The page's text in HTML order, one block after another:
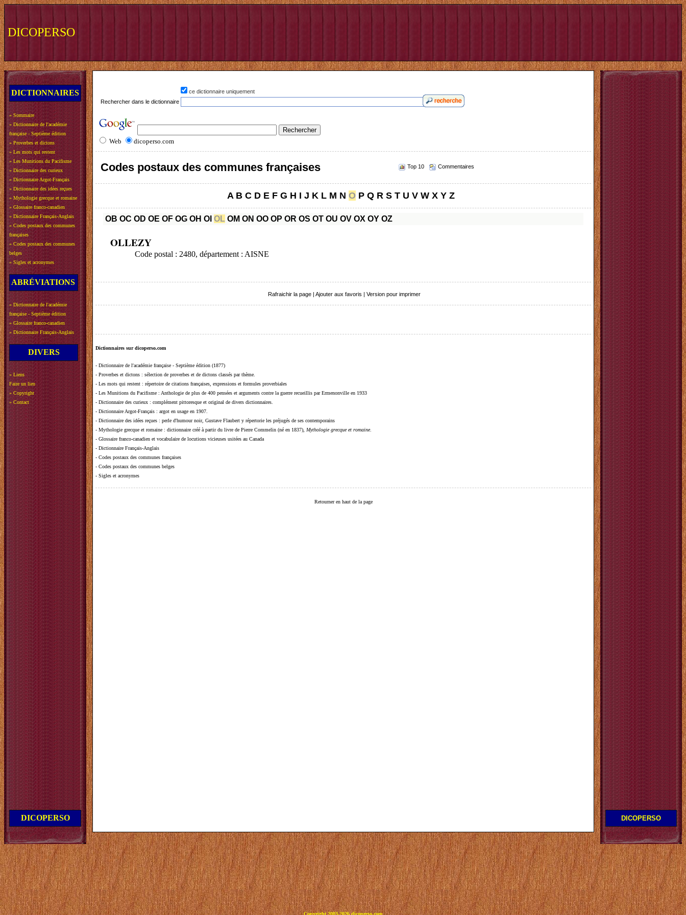
DICOPERSO
DICTIONNAIRES
» Sommaire
» Dictionnaire de l'académie
française - Septième édition
» Proverbes et dictons
» Les mots qui restent
» Les Munitions du Pacifisme
» Dictionnaire des curieux
» Dictionnaire Argot-Français
» Dictionnaire des idées reçues
» Mythologie grecque et romaine
» Glossaire franco-canadien
» Dictionnaire Français-Anglais
» Codes postaux des communes
françaises
» Codes postaux des communes
belges
» Sigles et acronymes
ABRÉVIATIONS
» Dictionnaire de l'académie
française - Septième édition
» Glossaire franco-canadien
» Dictionnaire Français-Anglais
DIVERS
» Liens
Faire un lien
» Copyright
» Contact
DICOPERSO
ce dictionnaire uniquement
Rechercher dans le dictionnaire
Web dicoperso.com
Codes postaux des communes françaises Top 10 Commentaires
A B C D E F G H I J K L M N O P Q R S T U V W X Y Z
OB OC OD OE OF OG OH OI OL OM ON OO OP OR OS OT OU OV OX OY OZ
OLLEZY
Code postal : 2480, département : AISNE
Rafraichir la page | Ajouter aux favoris | Version pour imprimer
Dictionnaires sur dicoperso.com
- Dictionnaire de l'académie française - Septième édition (1877)
- Proverbes et dictons : sélection de proverbes et de dictons classés par thème.
- Les mots qui restent : répertoire de citations françaises, expressions et formules proverbiales
- Les Munitions du Pacifisme : Anthologie de plus de 400 pensées et arguments contre la guerre recueillis par Ermenonville en 1933
- Dictionnaire des curieux : complément pittoresque et original de divers dictionnaires.
- Dictionnaire Argot-Français : argot en usage en 1907.
- Dictionnaire des idées reçues : perle d'humour noir, Gustave Flaubert y répertorie les préjugés de ses contemporains
- Mythologie grecque et romaine : dictionnaire créé à partir du livre de Pierre Commelin (né en 1837), Mythologie grecque et romaine.
- Glossaire franco-canadien et vocabulaire de locutions vicieuses usitées au Canada
- Dictionnaire Français-Anglais
- Codes postaux des communes françaises
- Codes postaux des communes belges
- Sigles et acronymes
Retourner en haut de la page
DICOPERSO
Copyright 2003-2026 dicoperso.com